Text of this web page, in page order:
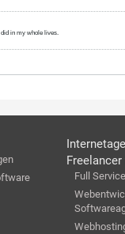
in my whole lives.
Full